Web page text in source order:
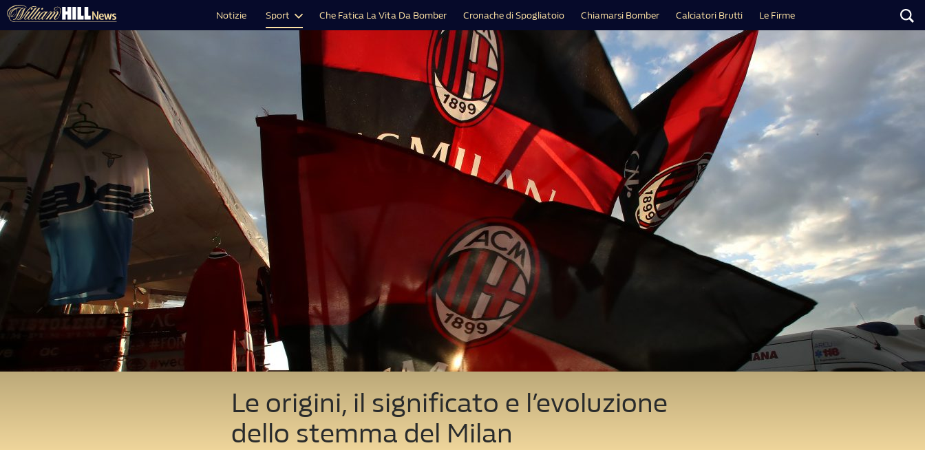
Notizie Sport Che Fatica La Vita Da Bomber Cronache di Spogliatoio Chiamarsi Bomber Calciatori Brutti Le Firme
Le origini, il significato e l’evoluzione
dello stemma del Milan